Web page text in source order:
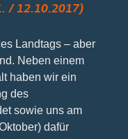
/ 12.10.2017)
Landtags – aber
Neben einem
haben wir ein
des
sowie uns am
dafür